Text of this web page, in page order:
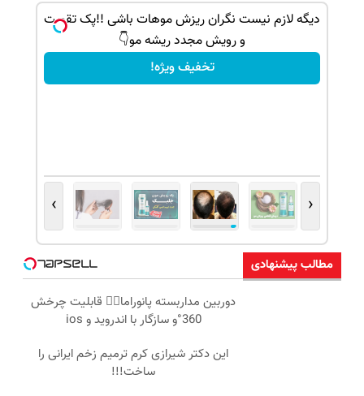
دیگه لازم نیست نگران ریزش موهات باشی !!پک تقویت
و رویش مجدد ریشه مو👇
تخفیف ویژه!
‹
›
مطالب پیشنهادی
دوربین مداربسته پانوراما👈🏻 قابلیت چرخش
360°و سازگار با اندروید و ios
این دکتر شیرازی کرم ترمیم زخم ایرانی را
ساخت!!!